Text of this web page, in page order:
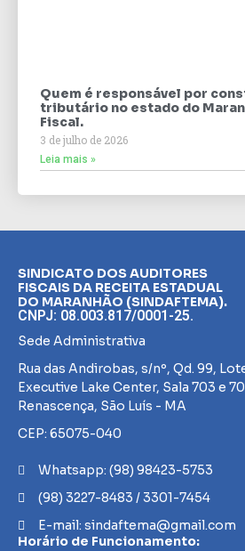
Quem é responsável por
tributário no estado do
Fiscal.
3 de julho de 2026
Leia mais »
SINDICATO DOS AUDITORES
FISCAIS DA RECEITA ESTADUAL
DO MARANHÃO (SINDAFTEMA).
CNPJ: 08.003.817/0001-25.
Sede Administrativa
Rua das Andirobas, s/nº, Qd. 99,
Executive Lake Center, Sala 703 e
Renascença, São Luís - MA
CEP: 65075-040
Whatsapp: (98) 98423-5753
(98) 3227-8483 / 3301-7454
E-mail: sindaftema@gmail.com
Horário de Funcionamento: